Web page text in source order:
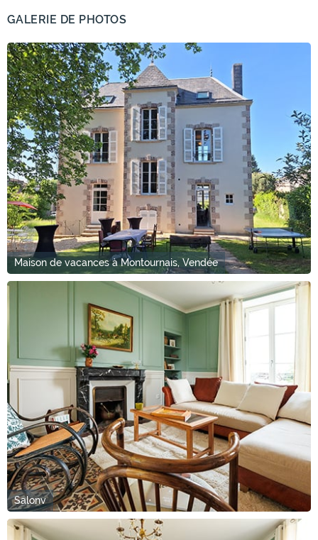
GALERIE DE PHOTOS
Maison de vacances à Montournais, Vendée
Salonv